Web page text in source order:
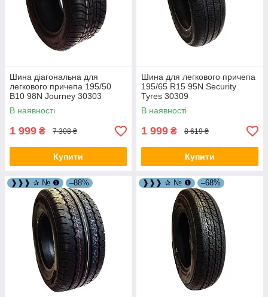
Шина діагональна для
легкового причепа 195/50
B10 98N Journey 30303
В наявності
1 999 ₴ 7 308 ₴
Купити
Шина для легкового причепа
195/65 R15 95N Security
Tyres 30309
В наявності
1 999 ₴ 8 619 ₴
Купити
❱❱❱ ✰ № ❶ –88% ❱❱❱ ✰ № ❶ –68%